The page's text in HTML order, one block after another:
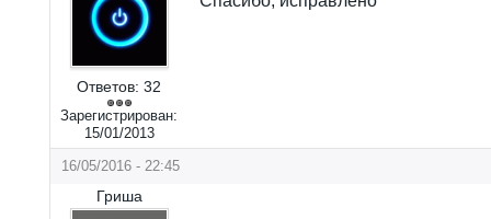
Ответов: 32
Зарегистрирован:
15/01/2013
16/05/2016 - 22:45
Гриша